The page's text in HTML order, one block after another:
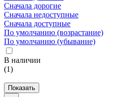
Сначала дорогие
Сначала недоступные
Сначала доступные
По умолчанию (возрастание)
По умолчанию (убывание)
В наличии
(1)
Показать